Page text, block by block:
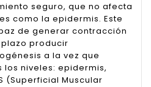
seguro, que no afecta
como la epidermis. Este
de generar contracción
producir
a la vez que
niveles: epidermis,
(Superficial Muscular